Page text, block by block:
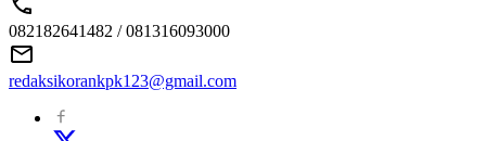
082182641482 / 081316093000
redaksikorankpk123@gmail.com